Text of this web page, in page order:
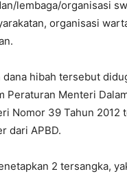
lembaga/organisasi
organisasi
hibah tersebut
Peraturan Menteri
Nomor 39 Tahun 2012
dari APBD.
2 tersangka,